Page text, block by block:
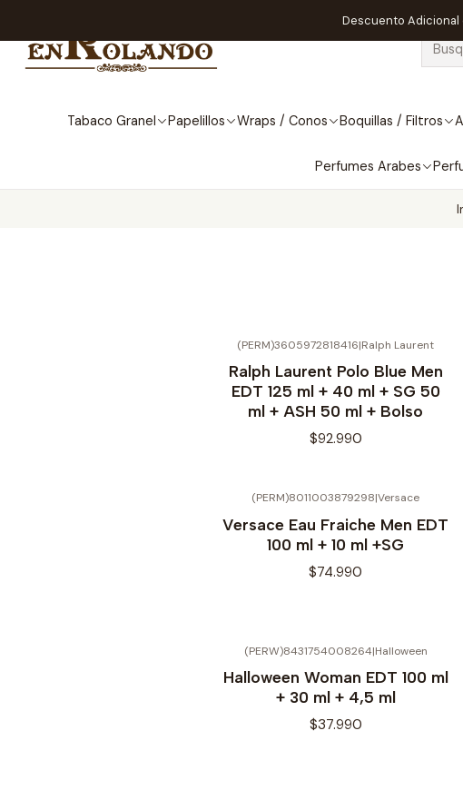
Tabaco Granel Papelillos Wraps / Conos Boquillas / Filtros
Perfumes Arabes
Descuento Adicional
(PERM)3605972818416|Ralph Laurent
Ralph Laurent Polo Blue Men
EDT 125 ml + 40 ml + SG 50
ml + ASH 50 ml + Bolso
$92.990
(PERM)8011003879298|Versace
Versace Eau Fraiche Men EDT
100 ml + 10 ml +SG
$74.990
(PERW)8431754008264|Halloween
Halloween Woman EDT 100 ml
+ 30 ml + 4,5 ml
$37.990